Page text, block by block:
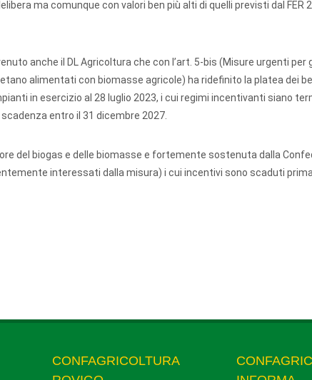
ma comunque con valori ben più alti di quelli previsti dal FER
anche il DL Agricoltura che con l’art. 5-bis (Misure urgenti per
alimentati con biomasse agricole) ha ridefinito la platea dei
in esercizio al 28 luglio 2023, i cui regimi incentivanti siano
entro il 31 dicembre 2027.
del biogas e delle biomasse e fortemente sostenuta dalla
interessati dalla misura) i cui incentivi sono scaduti
CONFAGRICOLTURA